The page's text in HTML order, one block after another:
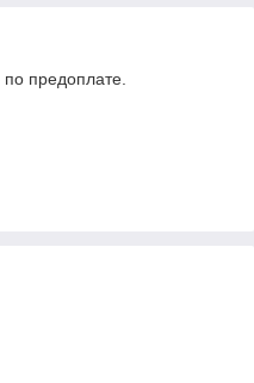
по предоплате.